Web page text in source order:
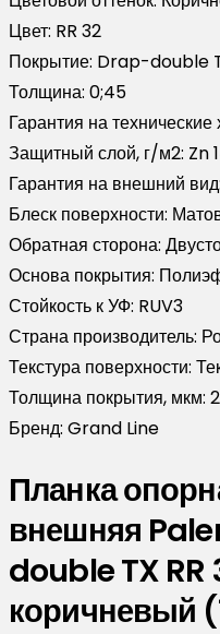
Цвет: RR 32
Покрытие: Drap-double
Толщина: 0;45
Гарантия на технические
Защитный слой, г/м2: Zn
Гарантия на внешний вид:
Блеск поверхности:
Обратная сторона:
Основа покрытия:
Стойкость к УФ: RUV3
Страна производитель:
Текстура поверхности:
Толщина покрытия, мкм:
Бренд: Grand Line
Планка
внешняя
double TX RR
коричневый